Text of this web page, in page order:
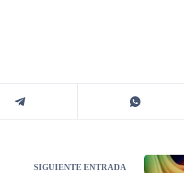
SIGUIENTEENTRADA